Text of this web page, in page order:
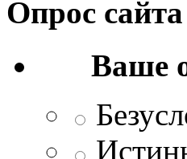
Опрос
Ваше